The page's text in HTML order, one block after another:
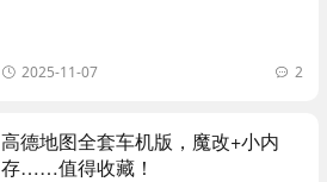
2025-11-07 2
高德地图全套车机版，魔改+小内
存……值得收藏！